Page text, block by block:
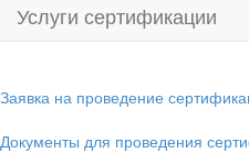
Услуги сертификации
Заявка на проведение
Документы для проведения